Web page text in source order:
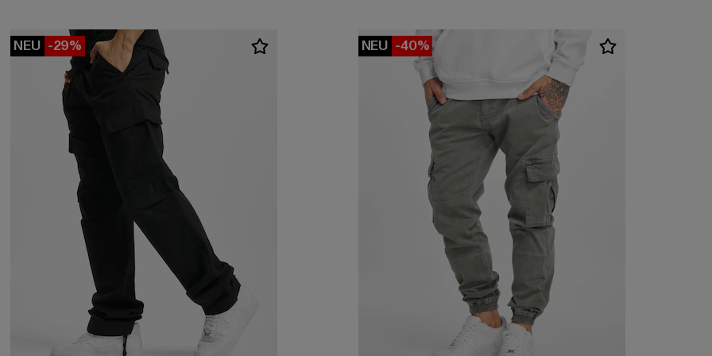
NEU -29% NEU -40%